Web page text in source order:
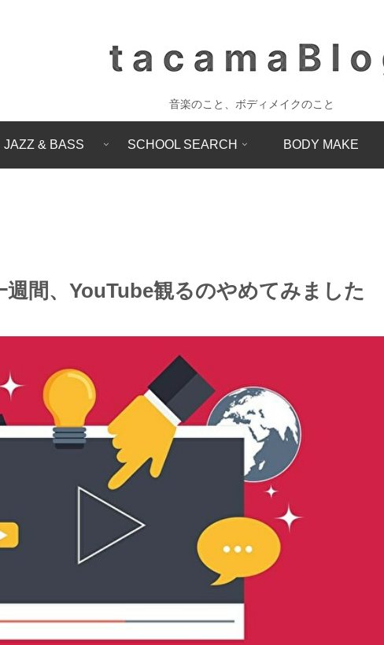
音楽のこと、ボディメイクのこと
JAZZ & BASS SCHOOL SEARCH BODY MAKE
週間、YouTube観るのやめてみました